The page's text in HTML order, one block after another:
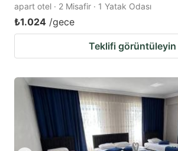
apart otel · 2 Misafir · 1 Yatak Odası
₺1.024 /gece
Teklifi görüntüleyin